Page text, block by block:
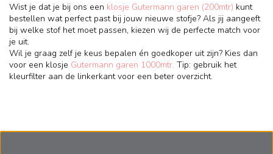
Wist je dat je bij ons een klosje Gutermann garen (200mtr) kunt
bestellen wat perfect past bij jouw nieuwe stofje? Als jij aangeeft
bij welke stof het moet passen, kiezen wij de perfecte match voor
je uit.
Wil je graag zelf je keus bepalen én goedkoper uit zijn? Kies dan
voor een klosje Gutermann garen 1000mtr. Tip: gebruik het
kleurfilter aan de linkerkant voor een beter overzicht.